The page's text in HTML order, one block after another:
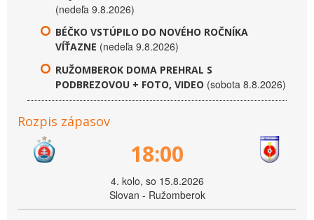
(nedeľa 9.8.2026)
BÉČKO VSTÚPILO DO NOVÉHO ROČNÍKA
VÍŤAZNE (nedeľa 9.8.2026)
RUŽOMBEROK DOMA PREHRAL S
PODBREZOVOU + FOTO, VIDEO (sobota 8.8.2026)
Rozpis zápasov
18:00
4. kolo, so 15.8.2026
Slovan - Ružomberok